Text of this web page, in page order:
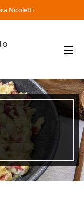
Nicoletti